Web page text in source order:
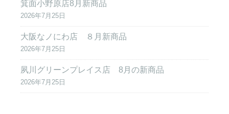
箕面小野原店8月新商品
2026年7月25日
大阪なノにわ店 ８月新商品
2026年7月25日
夙川グリーンプレイス店 8月の新商品
2026年7月25日